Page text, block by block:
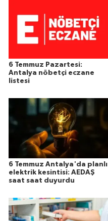
6 Temmuz Pazartesi:
Antalya nöbetçi eczane
listesi
6 Temmuz Antalya'da planlı
elektrik kesintisi: AEDAŞ
saat saat duyurdu